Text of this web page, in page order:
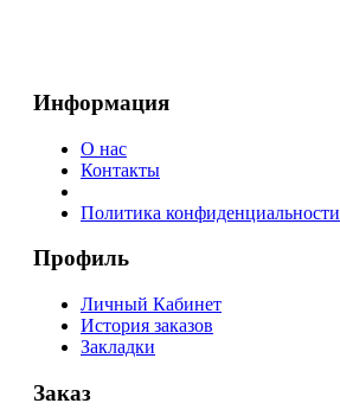
Информация
О нас
Контакты
Политика конфиденциальности
Профиль
Личный Кабинет
История заказов
Закладки
Заказ